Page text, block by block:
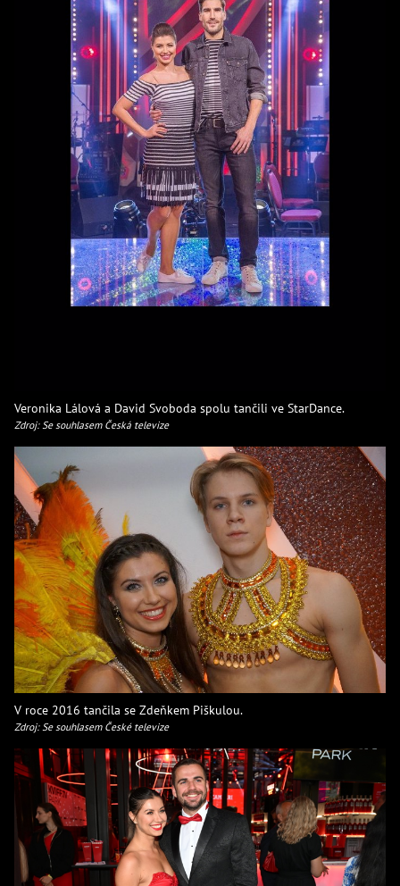
Veronika Lálová a David Svoboda spolu tančili ve StarDance.
Zdroj: Se souhlasem Česká televize
V roce 2016 tančila se Zdeňkem Piškulou.
Zdroj: Se souhlasem České televize